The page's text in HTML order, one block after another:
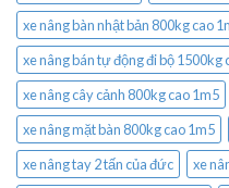
xe nâng bàn nhật bản 800kg cao
xe nâng bán tự động đi bộ 1500kg
xe nâng cây cảnh 800kg cao 1m5
xe nâng mặt bàn 800kg cao 1m5
xe nâng tay 2 tấn của đức
xe